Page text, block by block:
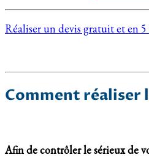
Réaliser un devis gratuit et en
Comment réaliser
Afin de contrôler le sérieux de